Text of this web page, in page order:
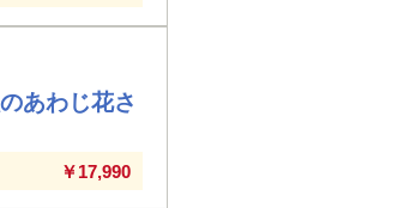
あわじ花さ
￥17,990